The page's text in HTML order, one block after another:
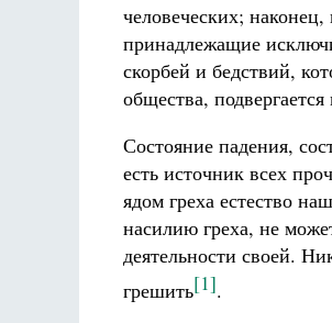
человеческих;
принадлежащие
скорбей и бедствий,
общества,
Состояние падения,
есть источник всех
ядом греха естество
насилию греха, не
деятельности своей.
грешить[1].